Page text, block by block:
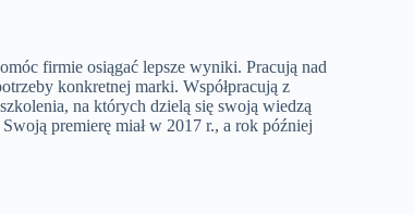
firmie osiągać lepsze wyniki. Pracują nad
konkretnej marki. Współpracują z
na których dzielą się swoją wiedzą
premierę miał w 2017 r., a rok później